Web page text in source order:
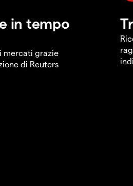
in tempo
mercati grazie
di Reuters